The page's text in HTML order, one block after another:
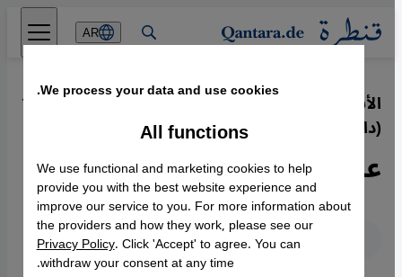
Direkt zum Inhalt springen
AR
الأسد وصعود تنظيم الدولة الإسلامية
(داعش)
·
11.05.2017
عدو عدوي صديقي
Deutsch
English عربي
We process your data and use cookies.
All functions
We use functional and marketing cookies to help
provide you with the best website experience and
improve our service to you. For more information about
the providers and how they work, please see our
Privacy Policy. Click 'Accept' to agree. You can
withdraw your consent at any time.